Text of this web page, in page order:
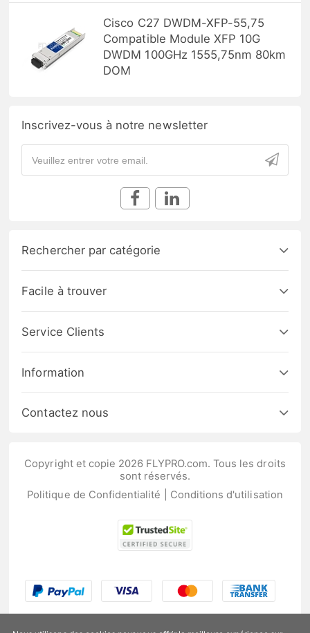
Cisco C27 DWDM-XFP-55,75
Compatible Module XFP 10G
DWDM 100GHz 1555,75nm 80km
DOM
Inscrivez-vous à notre newsletter
Rechercher par catégorie
Facile à trouver
Service Clients
Information
Contactez nous
Copyright et copie 2026 FLYPRO.com. Tous les droits
sont réservés.
Politique de Confidentialité
Conditions d'utilisation